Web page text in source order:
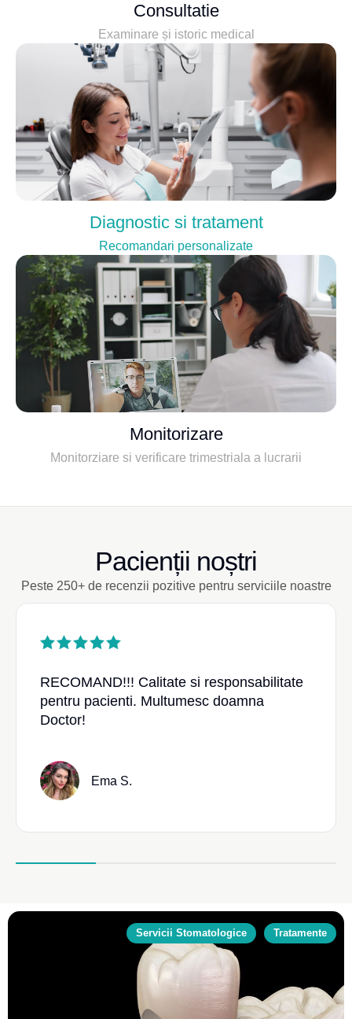
Consultatie
Examinare și istoric medical
Diagnostic si tratament
Recomandari personalizate
Monitorizare
Monitorziare si verificare trimestriala a lucrarii
Pacienții noștri
Peste 250+ de recenzii pozitive pentru serviciile noastre
RECOMAND!!! Calitate si responsabilitate
pentru pacienti. Multumesc doamna
Doctor!
Ema S.
Servicii Stomatologice Tratamente